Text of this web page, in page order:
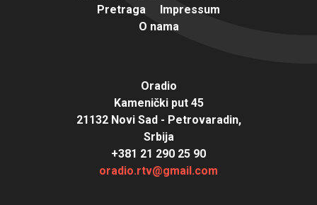
Pretraga
Impressum
O nama
Oradio
Kamenički put 45
21132 Novi Sad - Petrovaradin,
Srbija
+381 21 290 25 90
oradio.rtv@gmail.com